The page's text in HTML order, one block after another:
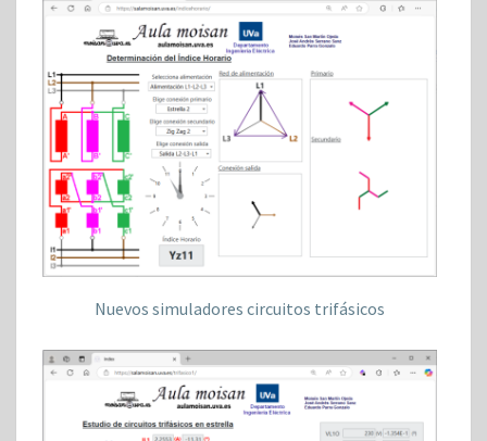
Nuevos simuladores circuitos trifásicos